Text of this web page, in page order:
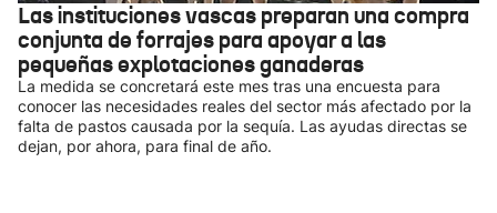
Las instituciones vascas preparan una compra
conjunta de forrajes para apoyar a las
pequeñas explotaciones ganaderas
La medida se concretará este mes tras una encuesta para
conocer las necesidades reales del sector más afectado por la
falta de pastos causada por la sequía. Las ayudas directas se
dejan, por ahora, para final de año.